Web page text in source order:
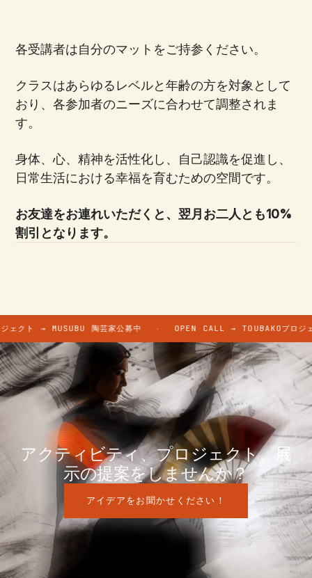
各受講者は自分のマットをご持参ください。
クラスはあらゆるレベルと年齢の方を対象として
おり、各参加者のニーズに合わせて調整されま
す。
身体、心、精神を活性化し、自己認識を促進し、
日常生活における幸福を育むための空間です。
お友達をお連れいただくと、翌月お二人とも10%
割引となります。
クト → MUSUBU 陶芸家公募中 OPEN CALL → TOUBAKOプロジ
アクティビティ、プロジェクト、展
示の提案をしませんか？
アイデアをお聞かせください！